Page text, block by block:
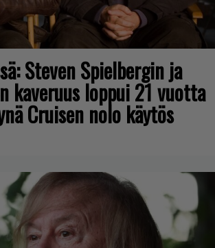
Steven Spielbergin ja
kaveruus loppui 21 vuotta
Cruisen nolo käytös